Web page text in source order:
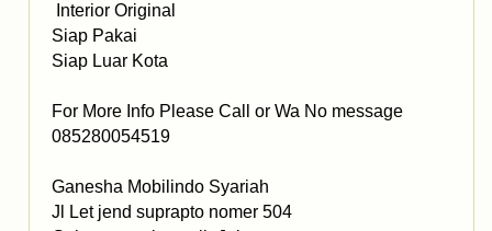
Interior Original
Siap Pakai
Siap Luar Kota
For More Info Please Call or Wa No message
085280054519
Ganesha Mobilindo Syariah
Jl Let jend suprapto nomer 504